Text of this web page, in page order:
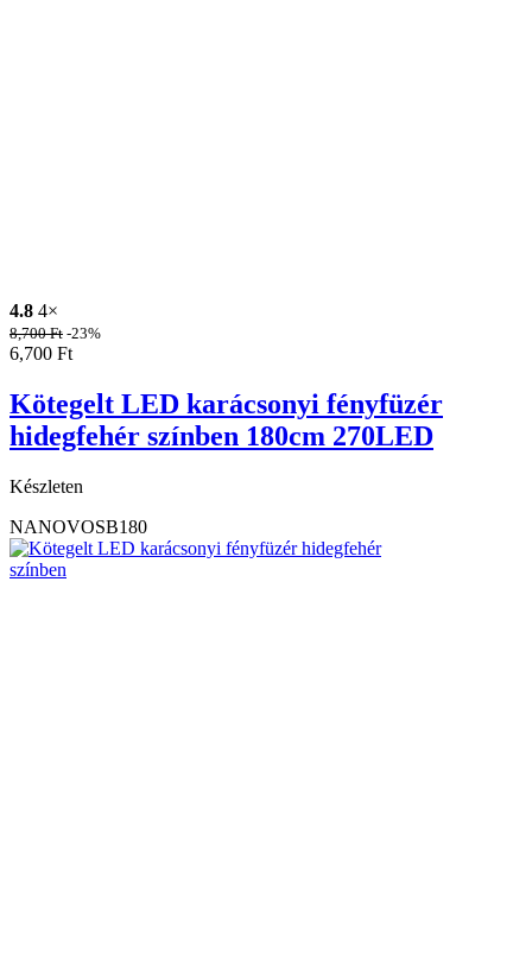
4.8 4×
8,700Ft -23%
6,700 Ft
Kötegelt LED karácsonyi fényfüzér
hidegfehér színben 180cm 270LED
Készleten
NANOVOSB180